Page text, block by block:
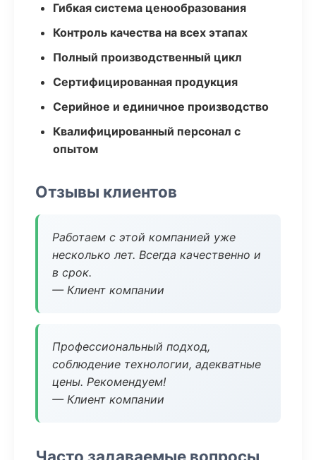
Гибкая система ценообразования
Контроль качества на всех этапах
Полный производственный цикл
Сертифицированная продукция
Серийное и единичное производство
Квалифицированный персонал с
опытом
Отзывы клиентов
Работаем с этой компанией уже
несколько лет. Всегда качественно и
в срок.
— Клиент компании
Профессиональный подход,
соблюдение технологии, адекватные
цены. Рекомендуем!
— Клиент компании
Часто задаваемые вопросы